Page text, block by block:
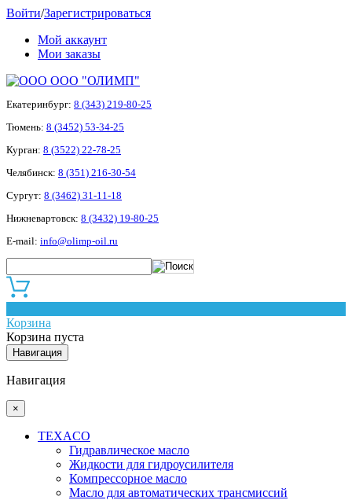
Войти/Зарегистрироваться
Мой аккаунт
Мои заказы
ООО "ОЛИМП"
Екатеринбург: 8 (343) 219-80-25
Тюмень: 8 (3452) 53-34-25
Курган: 8 (3522) 22-78-25
Челябинск: 8 (351) 216-30-54
Сургут: 8 (3462) 31-11-18
Нижневартовск: 8 (3432) 19-80-25
E-mail: info@olimp-oil.ru
Корзина
Корзина пуста
Навигация
Навигация
×
TEXACO
Гидравлическое масло
Жидкости для гидроусилителя
Компрессорное масло
Масло для автоматических трансмиссий